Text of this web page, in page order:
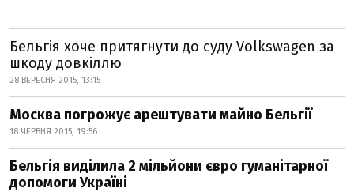
Бельгія хоче притягнути до суду Volkswagen за
шкоду довкіллю
28 ВЕРЕСНЯ 2015, 13:15
Москва погрожує арештувати майно Бельгії
18 ЧЕРВНЯ 2015, 19:56
Бельгія виділила 2 мільйони євро гуманітарної
допомоги Україні